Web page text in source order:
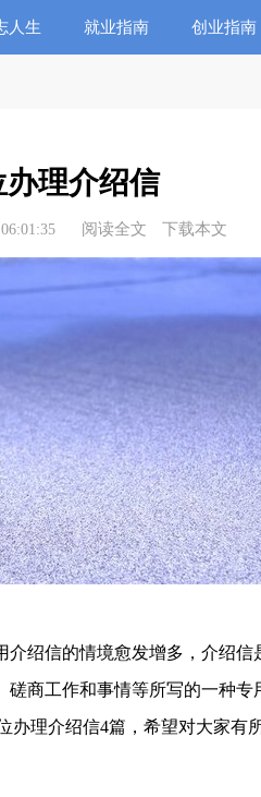
人生 就业指南 创业指南
办理介绍信
阅读全文 下载本文
绍信的情境愈发增多，介绍信
商工作和事情等所写的一种专
理介绍信4篇，希望对大家有所